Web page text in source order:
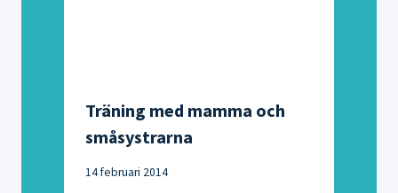
Träning med mamma och
småsystrarna
14 februari 2014